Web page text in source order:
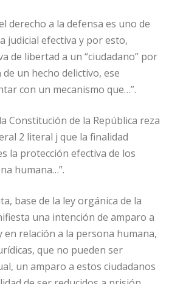
derecho a la defensa es uno de
judicial efectiva y por esto,
de libertad a un “ciudadano” por
un hecho delictivo, ese
con un mecanismo que…”.
Constitución de la República reza
2 literal j que la finalidad
la protección efectiva de los
humana…”.
base de la ley orgánica de la
una intención de amparo a
en relación a la persona humana,
que no pueden ser
un amparo a estos ciudadanos